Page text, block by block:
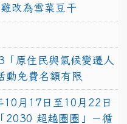
改為雪菜豆干
原住民與氣候變遷人
動免費名額有限
10月17日至10月22日
2030 超越圈圈」－循